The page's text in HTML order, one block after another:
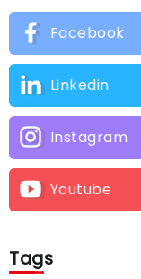
Facebook
Linkedin
Instagram
Youtube
Tags